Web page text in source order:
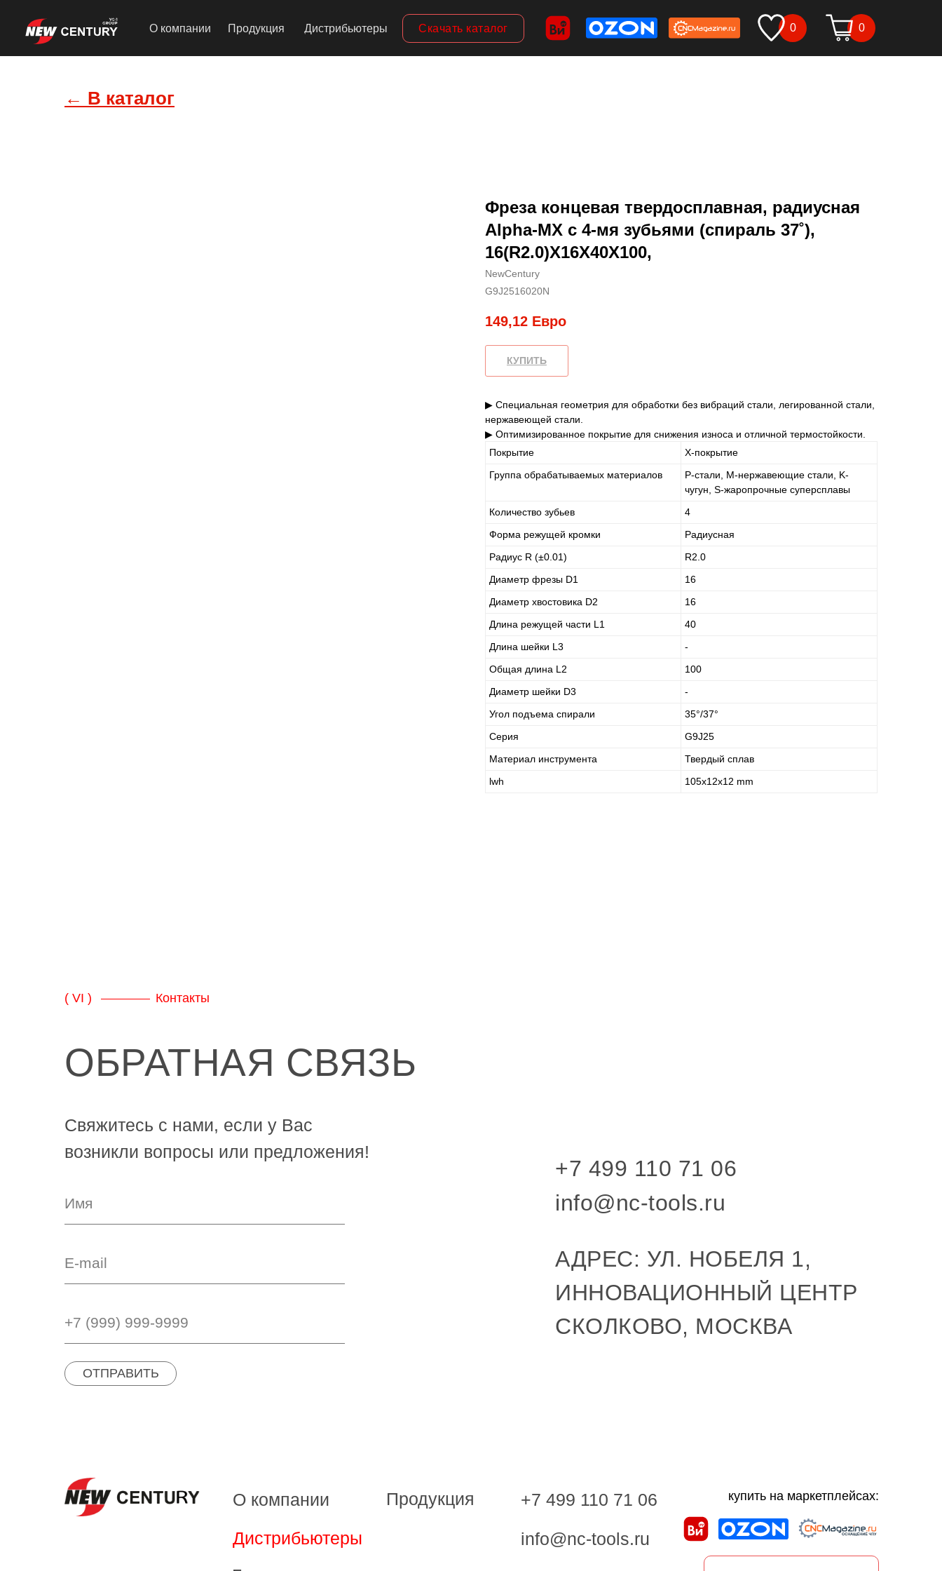
0
0
Скачать каталог
О компании Продукция Дистрибьютеры
← В каталог
Фреза концевая твердосплавная, радиусная
Alpha-MX c 4-мя зубьями (спираль 37˚),
16(R2.0)X16X40X100,
NewCentury
G9J2516020N
149,12 Евро
КУПИТЬ
▶ Специальная геометрия для обработки без вибраций стали, легированной стали,
нержавеющей стали.
▶ Оптимизированное покрытие для снижения износа и отличной термостойкости.
Покрытие
X-покрытие
Группа обрабатываемых материалов
P-стали, M-нержавеющие стали, K-
чугун, S-жаропрочные суперсплавы
Количество зубьев
4
Форма режущей кромки
Радиусная
Радиус R (±0.01)
R2.0
Диаметр фрезы D1
16
Диаметр хвостовика D2
16
Длина режущей части L1
40
Длина шейки L3
-
Общая длина L2
100
Диаметр шейки D3
-
Угол подъема спирали
35°/37°
Серия
G9J25
Материал инструмента
Твердый сплав
lwh
105x12x12 mm
ОБРАТНАЯ СВЯЗЬ
Свяжитесь с нами, если у Вас
возникли вопросы или предложения!
+7 499 110 71 06
info@nc-tools.ru
АДРЕС: УЛ. НОБЕЛЯ 1,
ИННОВАЦИОННЫЙ ЦЕНТР
СКОЛКОВО, МОСКВА
ОТПРАВИТЬ
( VI ) Контакты
+7 499 110 71 06
info@nc-tools.ru
О компании Продукция
Дистрибьютеры
купить на маркетплейсах: